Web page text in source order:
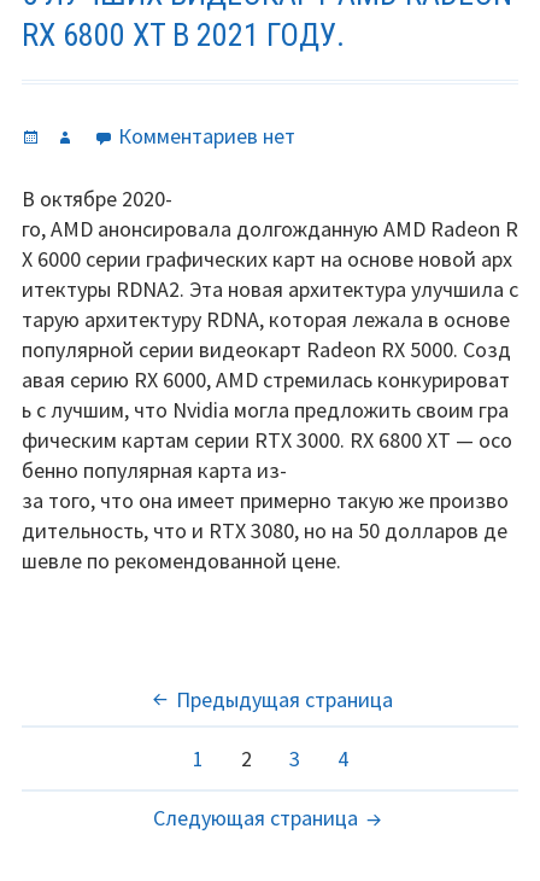
RX 6800 XT В 2021 ГОДУ.
Опубликовано
Автор Комментариевк
лучших
видеокарт
AMD
Radeon
RX
6800
XT
в
2021
году.
нет
В октябре 2020-
го, AMD анонсировала долгожданную AMD Radeon R
X 6000 серии графических карт на основе новой арх
итектуры RDNA2. Эта новая архитектура улучшила с
тарую архитектуру RDNA, которая лежала в основе
популярной серии видеокарт Radeon RX 5000. Созд
авая серию RX 6000, AMD стремилась конкурироват
ь с лучшим, что Nvidia могла предложить своим гра
фическим картам серии RTX 3000. RX 6800 XT — осо
бенно популярная карта из-
за того, что она имеет примерно такую же произво
дительность, что и RTX 3080, но на 50 долларов де
шевле по рекомендованной цене.
ПАГИНАЦИЯ
ЗАПИСЕЙ
Предыдущая страница
Страница
1 Страница
2 Страница
3 Страница
4
Следующая страница